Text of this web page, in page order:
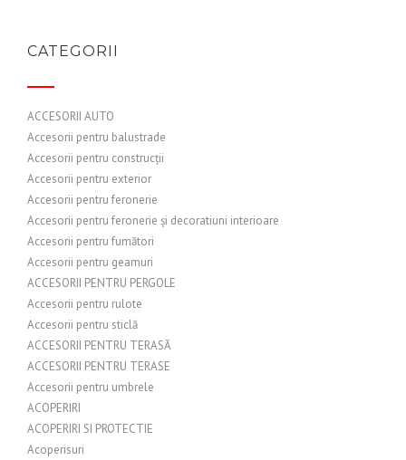
CATEGORII
ACCESORII AUTO
Accesorii pentru balustrade
Accesorii pentru construcții
Accesorii pentru exterior
Accesorii pentru feronerie
Accesorii pentru feronerie și decoratiuni interioare
Accesorii pentru fumători
Accesorii pentru geamuri
ACCESORII PENTRU PERGOLE
Accesorii pentru rulote
Accesorii pentru sticlă
ACCESORII PENTRU TERASĂ
ACCESORII PENTRU TERASE
Accesorii pentru umbrele
ACOPERIRI
ACOPERIRI SI PROTECTIE
Acoperisuri